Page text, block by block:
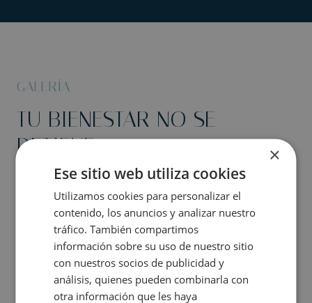
GALERÍA
TU BIENESTAR NO SE
DETIENE.
×
Ese sitio web utiliza cookies
Utilizamos cookies para personalizar el
contenido, los anuncios y analizar nuestro
tráfico. También compartimos
información sobre su uso de nuestro sitio
con nuestros socios de publicidad y
análisis, quienes pueden combinarla con
otra información que les haya